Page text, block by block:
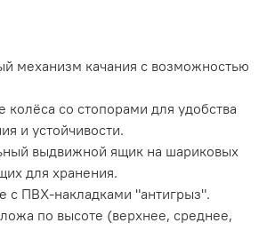
механизм качания с возможностью
колёса со стопорами для удобства
и устойчивости.
выдвижной ящик на шариковых
для хранения.
с ПВХ-накладками "антигрыз".
по высоте (верхнее, среднее,